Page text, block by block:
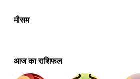
मौसम
आज का राशिफल